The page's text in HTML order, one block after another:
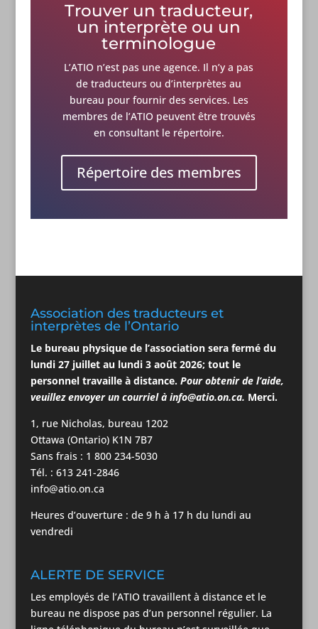
Trouver un traducteur,
un interprète ou un
terminologue
L’ATIO n’est pas une agence. Il n’y a pas
de traducteurs ou d’interprètes au
bureau pour fournir des services. Les
membres de l’ATIO peuvent être trouvés
en consultant le répertoire.
Répertoire des membres
Association des traducteurs et
interprètes de l’Ontario
Le bureau physique de l’association serafermé du
lundi 27 juillet au lundi 3 août 2026; tout le
personnel travaille à distance. Pour obtenir de l’aide,
veuillez envoyer un courriel à info@atio.on.ca. Merci.
1, rue Nicholas, bureau 1202
Ottawa (Ontario) K1N 7B7
Sans frais : 1 800 234-5030
Tél. : 613 241-2846
info@atio.on.ca
Heures d’ouverture : de 9 h à 17 h du lundi au
vendredi
ALERTE DE SERVICE
Les employés de l’ATIO travaillent à distance et le
bureau ne dispose pas d’un personnel régulier. La